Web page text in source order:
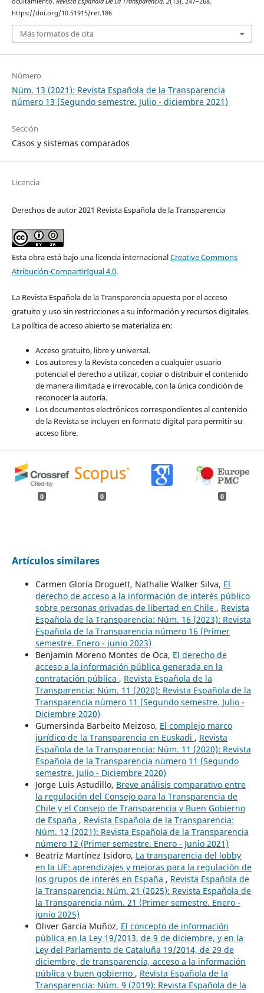
https://doi.org/10.51915/ret.186
Más formatos de cita
Número
Núm. 13 (2021): Revista Española de la Transparencia
número 13 (Segundo semestre. Julio - diciembre 2021)
Sección
Casos y sistemas comparados
Licencia
Derechos de autor 2021 Revista Española de la Transparencia
Esta obra está bajo una licencia internacionalCreative Commons
Atribución-CompartirIgual 4.0.
La Revista Española de la Transparencia apuesta por el acceso
gratuito y uso sin restricciones a su información y recursos digitales.
La política de acceso abierto se materializa en:
Acceso gratuito, libre y universal.
Los autores y la Revista conceden a cualquier usuario
potencial el derecho a utilizar, copiar o distribuir el contenido
de manera ilimitada e irrevocable, con la única condición de
reconocer la autoría.
Los documentos electrónicos correspondientes al contenido
de la Revista se incluyen en formato digital para permitir su
acceso libre.
0 0 0
Artículos similares
Carmen Gloria Droguett, Nathalie Walker Silva, El
derecho de acceso a la información de interés público
sobre personas privadas de libertad en Chile , Revista
Española de la Transparencia: Núm. 16 (2023): Revista
Española de la Transparencia número 16 (Primer
semestre. Enero - junio 2023)
Benjamín Moreno Montes de Oca, El derecho de
acceso a la información pública generada en la
contratación pública , Revista Española de la
Transparencia: Núm. 11 (2020): Revista Española de la
Transparencia número 11 (Segundo semestre. Julio -
Diciembre 2020)
Gumersinda Barbeito Meizoso, El complejo marco
jurídico de la Transparencia en Euskadi , Revista
Española de la Transparencia: Núm. 11 (2020): Revista
Española de la Transparencia número 11 (Segundo
semestre. Julio - Diciembre 2020)
Jorge Luis Astudillo, Breve análisis comparativo entre
la regulación del Consejo para la Transparencia de
Chile y el Consejo de Transparencia y Buen Gobierno
de España , Revista Española de la Transparencia:
Núm. 12 (2021): Revista Española de la Transparencia
número 12 (Primer semestre. Enero - Junio 2021)
Beatriz Martínez Isidoro, La transparencia del lobby
en la UE: aprendizajes y mejoras para la regulación de
los grupos de interés en España , Revista Española de
la Transparencia: Núm. 21 (2025): Revista Española de
la Transparencia núm. 21 (Primer semestre. Enero -
junio 2025)
Oliver García Muñoz, El concepto de información
pública en la Ley 19/2013, de 9 de diciembre, y en la
Ley del Parlamento de Cataluña 19/2014, de 29 de
diciembre, de transparencia, acceso a la información
pública y buen gobierno , Revista Española de la
Transparencia: Núm. 9 (2019): Revista Española de la